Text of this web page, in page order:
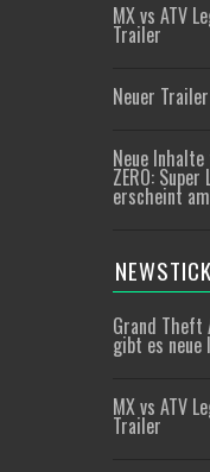
MX vs ATV
Trailer
Neuer Trailer
Neue Inhalte
ZERO:
erscheint
Grand Theft
gibt es
MX vs ATV
Trailer